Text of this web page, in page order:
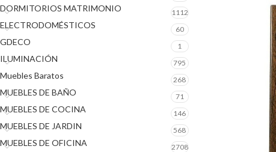
DORMITORIOS MATRIMONIO 1112
ELECTRODOMÉSTICOS 60
GDECO 1
ILUMINACIÓN 795
Muebles Baratos 268
MUEBLES DE BAÑO 71
MUEBLES DE COCINA 146
MUEBLES DE JARDIN 568
MUEBLES DE OFICINA 2708